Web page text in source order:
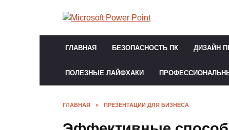
ГЛАВНАЯ БЕЗОПАСНОСТЬ ПК ДИЗАЙН
ПОЛЕЗНЫЕ ЛАЙФХАКИ
ГЛАВНАЯ » ПРЕЗЕНТАЦИИ ДЛЯ БИЗНЕСА